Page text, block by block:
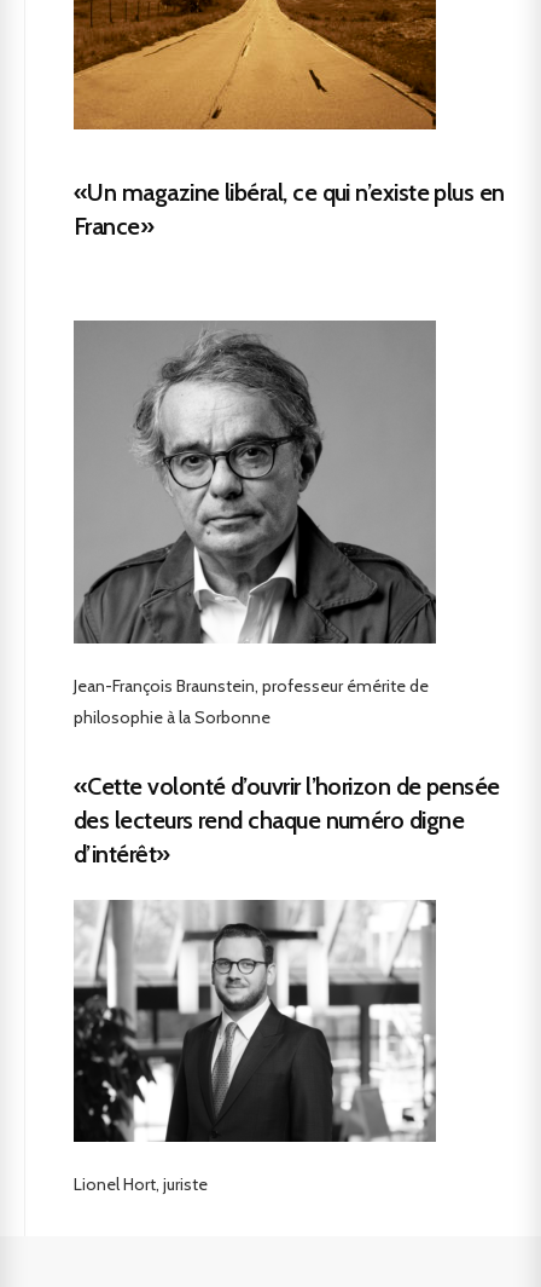
«Un magazine libéral, ce qui n’existe plus en
France»
Jean-François Braunstein, professeur émérite de
philosophie à la Sorbonne
«Cette volonté d’ouvrir l’horizon de pensée
des lecteurs rend chaque numéro digne
d’intérêt»
Lionel Hort, juriste